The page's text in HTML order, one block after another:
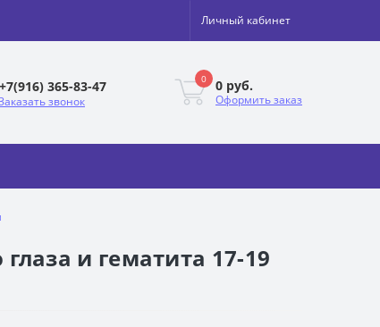
Личный кабинет
+7(916) 365-83-47
звонок
0 0 руб.
Оформить заказ
и гематита 17-19